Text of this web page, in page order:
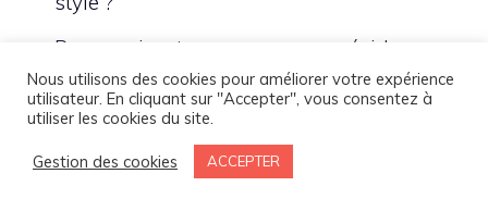
Pourquoi se tourner vers une résidence
étudiante à Nancy ?
Nous utilisons des cookies pour améliorer votre expérience
utilisateur. En cliquant sur "Accepter", vous consentez à
utiliser les cookies du site.
Gestion des cookies ACCEPTER